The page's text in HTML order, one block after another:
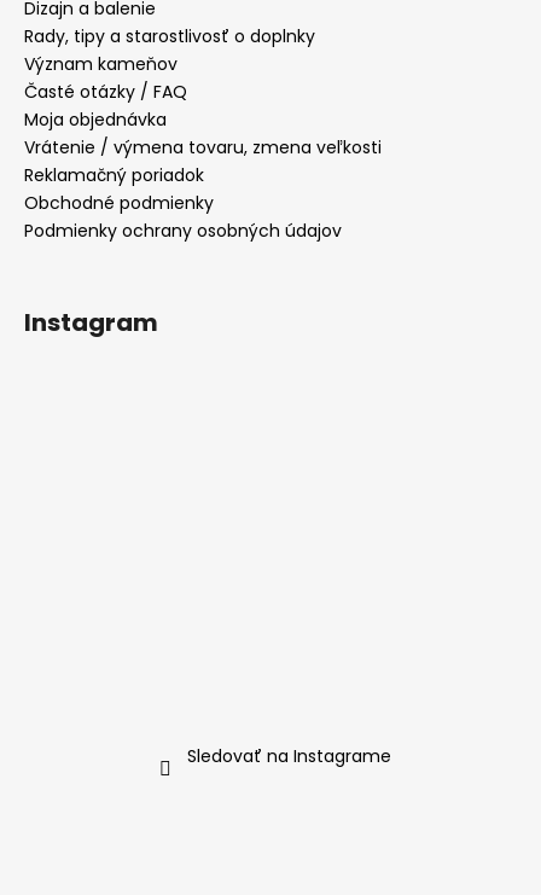
Dizajn a balenie
Rady, tipy a starostlivosť o doplnky
Význam kameňov
Časté otázky / FAQ
Moja objednávka
Vrátenie / výmena tovaru, zmena veľkosti
Reklamačný poriadok
Obchodné podmienky
Podmienky ochrany osobných údajov
Instagram
Sledovať na Instagrame